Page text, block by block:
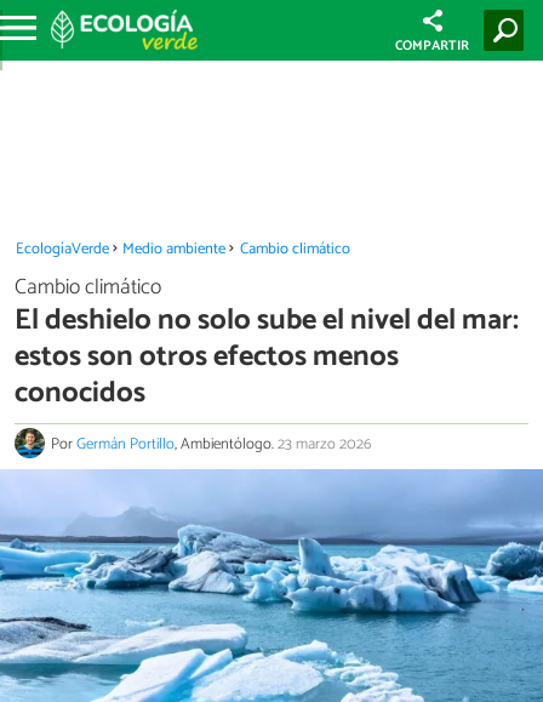
COMPARTIR
EcologíaVerde Medio ambiente Cambio climático
Cambio climático
El deshielo no solo sube el nivel del mar:
estos son otros efectos menos
conocidos
PorGermán Portillo, Ambientólogo.23 marzo 2026